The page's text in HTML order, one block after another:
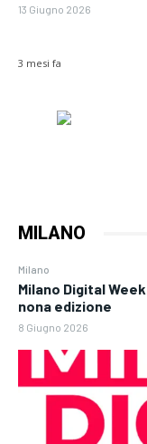
MILANO
Milano
Milano Digital
nona edizione
8 Giugno 2026
3 mesi fa
13 Giugno 2026